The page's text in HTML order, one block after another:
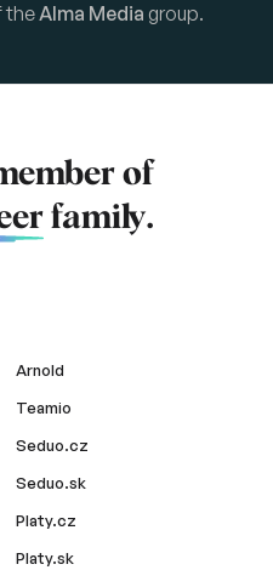
theAlma Media group.
of
family.
Arnold
Teamio
Seduo.cz
Seduo.sk
Platy.cz
Platy.sk